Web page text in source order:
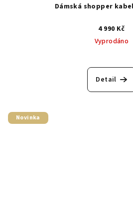
Dámská shopper
4 990 Kč
Vyprodáno
Detail
Novinka